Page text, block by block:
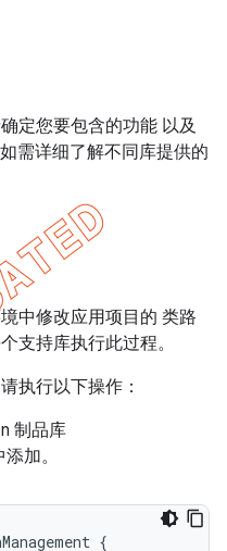
定您要包含的功能 以及
需详细了解不同库提供的
中修改应用项目的 类路
支持库执行此过程。
执行以下操作：
制品库
加。
{